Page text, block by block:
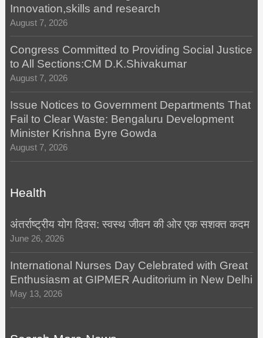
Innovation,skills and research
August 7, 2026
Congress Committed to Providing Social Justice
to All Sections:CM D.K.Shivakumar
August 7, 2026
Issue Notices to Government Departments That
Fail to Clear Waste: Bengaluru Development
Minister Krishna Byre Gowda
August 7, 2026
Health
अंतर्राष्ट्रीय योग दिवस: स्वस्थ जीवन की ओर एक सशक्त कदम
June 26, 2026
International Nurses Day Celebrated with Great
Enthusiasm at GIPMER Auditorium in New Delhi
May 13, 2026